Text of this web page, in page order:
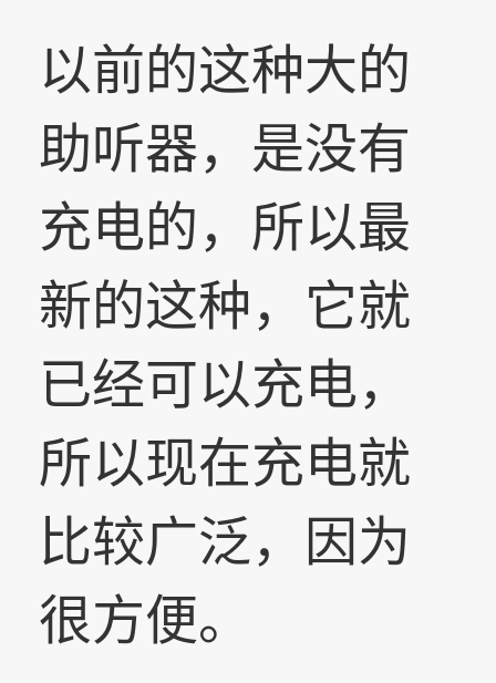
以前的这种大的
助听器，是没有
充电的，所以最
新的这种，它就
已经可以充电，
所以现在充电就
比较广泛，因为
很方便。